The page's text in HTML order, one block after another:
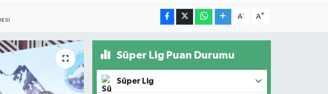
A- A+
Süper Lig Puan Durumu
Süper Lig